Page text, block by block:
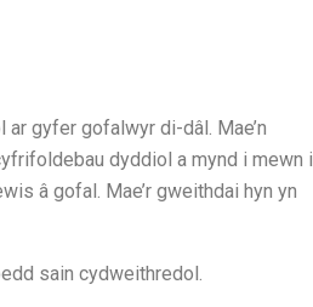
gyfer gofalwyr di-dâl. Mae’n
dyddiol a mynd i mewn i
â gofal. Mae’r gweithdai hyn yn
sain cydweithredol.